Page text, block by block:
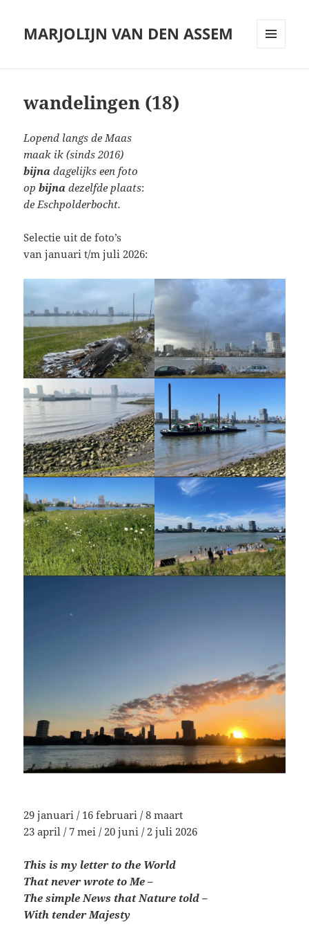
MARJOLIJN VAN DEN ASSEM
wandelingen (18)
Lopend langs de Maas
maak ik (sinds 2016)
bijna dagelijks een foto
opbijna dezelfde plaats:
de Eschpolderbocht.
Selectie uit de foto’s
van januari t/m juli 2026:
29 januari / 16 februari / 8 maart
23 april / 7 mei / 20 juni / 2 juli 2026
This is my letter to the World
That never wrote to Me –
The simple News that Nature told –
With tender Majesty